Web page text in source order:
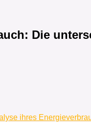
Die
ihres